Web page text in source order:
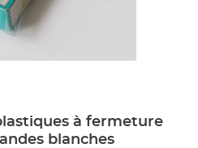
à fermeture
blanches